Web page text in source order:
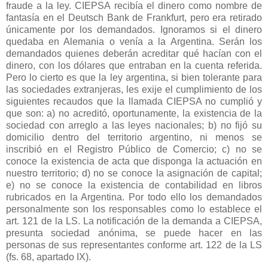
fraude a la ley. CIEPSA recibía el dinero como nombre de
fantasía en el Deutsch Bank de Frankfurt, pero era retirado
únicamente por los demandados. Ignoramos si el dinero
quedaba en Alemania o venía a
la Argentina. Serán los
demandados quienes deberán acreditar qué hacían con el
dinero, con los dólares que entraban en la cuenta referida.
Pero lo cierto es que la ley argentina, si bien tolerante para
las sociedades extranjeras, les exije el cumplimiento de los
siguientes recaudos que la llamada CIEPSA no cumplió y
que son: a) no acreditó, oportunamente, la existencia de la
sociedad con arreglo a las leyes nacionales; b) no fijó su
domicilio dentro del territorio argentino, ni menos se
inscribió en el Registro Público de Comercio; c) no se
conoce la existencia de acta que disponga la actuación en
nuestro territorio; d) no se conoce la asignación de capital;
e) no se conoce la existencia de contabilidad en libros
rubricados en
la Argentina. Por todo ello los demandados
personalmente son los responsables como lo establece el
art. 121 de la LS. La notificación de la demanda a CIEPSA,
presunta sociedad anónima, se puede hacer en las
personas de sus representantes conforme art. 122 de la LS
(fs. 68, apartado IX).